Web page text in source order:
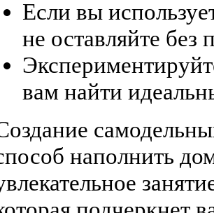
Если вы
не оставляйте без
вам найти
наполнить